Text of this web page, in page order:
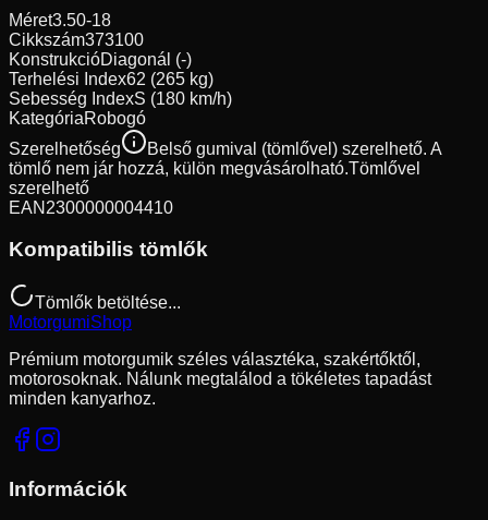
Méret3.50-18
Cikkszám373100
KonstrukcióDiagonál (-)
Terhelési Index62 (265 kg)
Sebesség IndexS (180 km/h)
KategóriaRobogó
Szerelhetőség
Belső gumival (tömlővel) szerelhető. A
tömlő nem jár hozzá, külön megvásárolható.Tömlővel
szerelhető
EAN 2300000004410
Kompatibilis tömlők
Tömlők betöltése...
MotorgumiShop
Prémium motorgumik széles választéka, szakértőktől,
motorosoknak. Nálunk megtalálod a tökéletes tapadást
minden kanyarhoz.
Információk